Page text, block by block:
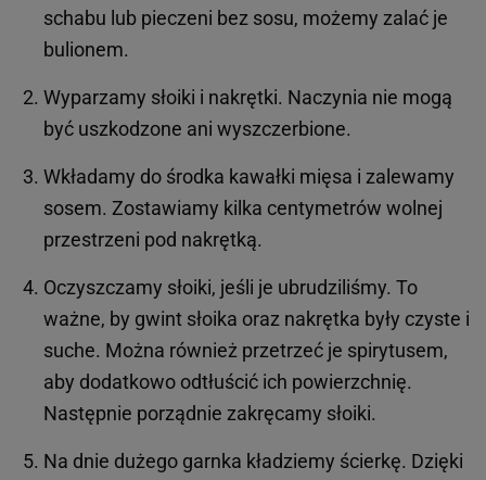
schabu lub pieczeni bez sosu, możemy zalać je
bulionem.
Wyparzamy słoiki i nakrętki. Naczynia nie mogą
być uszkodzone ani wyszczerbione.
Wkładamy do środka kawałki mięsa i zalewamy
sosem. Zostawiamy kilka centymetrów wolnej
przestrzeni pod nakrętką.
Oczyszczamy słoiki, jeśli je ubrudziliśmy. To
ważne, by gwint słoika oraz nakrętka były czyste i
suche. Można również przetrzeć je spirytusem,
aby dodatkowo odtłuścić ich powierzchnię.
Następnie porządnie zakręcamy słoiki.
Na dnie dużego garnka kładziemy ścierkę. Dzięki